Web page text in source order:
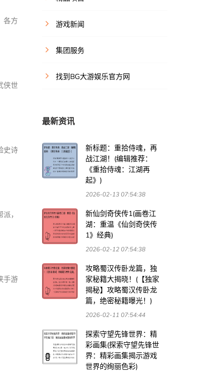
各方
侠世
史诗
，
手游
游戏新闻
集团服务
找到BG大游娱乐官方网
最新资讯
新标题：重拾侍魂，再
战江湖！(编辑推荐：
《重拾侍魂：江湖再
起》)
2026-02-13 07:54:38
新仙剑奇侠传1(画卷江
湖：重温《仙剑奇侠传
1》经典)
2026-02-12 07:54:38
攻略蜀汉传卧龙篇，独
家秘籍大揭晓！(【独家
揭秘】攻略蜀汉传卧龙
篇，绝密秘籍曝光！)
2026-02-11 07:54:44
探索守望先锋世界：精
彩画集(探索守望先锋世
界：精彩画集揭示游戏
世界的绚丽色彩)